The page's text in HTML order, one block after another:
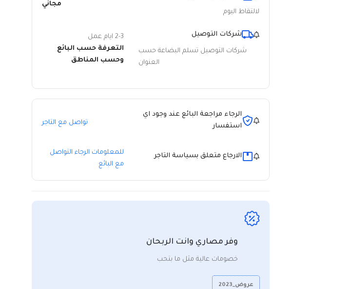
لالتقاط اليوم
مجاني
شركات التوصيل
شركات التوصيل تسلم البضاعة حسب
العنوان
2-3 ايام عمل
التعرفة حسب البائع
وحسب المناطق
الرجاء مراجعة البائع عند وجود اي
استفسار
تواصل مع التاجر
الارجاع متعلق بسياسة التاجر
للمعلومات الرجاء التواصل
مع البائع
وفر مصاري وانت الربحان
خصومات عالية مثل ما بتحب
عروض_2023